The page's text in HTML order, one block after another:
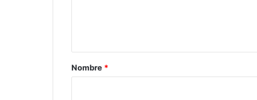
rNombre *